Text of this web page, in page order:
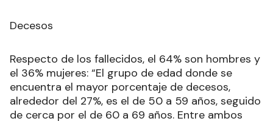
Decesos
Respecto de los fallecidos, el 64% son hombres y
el 36% mujeres: “El grupo de edad donde se
encuentra el mayor porcentaje de decesos,
alrededor del 27%, es el de 50 a 59 años, seguido
de cerca por el de 60 a 69 años. Entre ambos